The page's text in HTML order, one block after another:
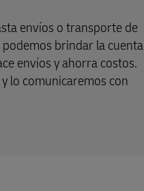
envíos o transporte de
brindar la cuenta
envíos y ahorra costos.
lo comunicaremos con